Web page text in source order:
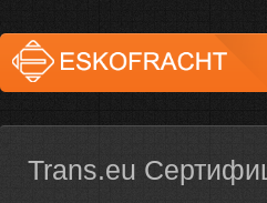
Trans.eu